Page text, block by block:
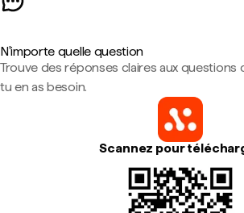
N'importe quelle question
Trouve des réponses claires aux questions
tu en as besoin.
Scannez pour